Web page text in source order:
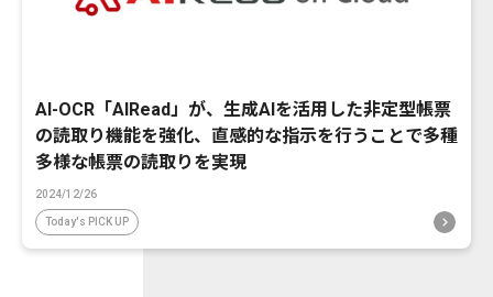
AI-OCR「AIRead」が、生成AIを活用した非定型帳票
の読取り機能を強化、直感的な指示を行うことで多種
多様な帳票の読取りを実現
2024/12/26
Today's PICK UP